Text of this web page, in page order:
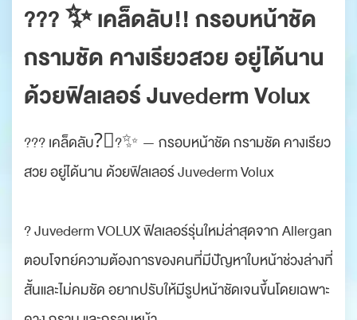
??? ✨ เคล็ดลับ!! กรอบหน้าชัด
กรามชัด คางเรียวสวย อยู่ได้นาน
ด้วยฟิลเลอร์ Juvederm Volux
??? เคล็ดลับ?‍⚕?✨ — กรอบหน้าชัด กรามชัด คางเรียว
สวย อยู่ได้นาน ด้วยฟิลเลอร์ Juvederm Volux
? Juvederm VOLUX ฟิลเลอร์รุ่นใหม่ล่าสุดจาก Allergan
ตอบโจทย์ความต้องการของคนที่มีปัญหาใบหน้าช่วงล่างที่
สั้นและไม่คมชัด อยากปรับให้มีรูปหน้าชัดเจนขึ้นโดยเฉพาะ